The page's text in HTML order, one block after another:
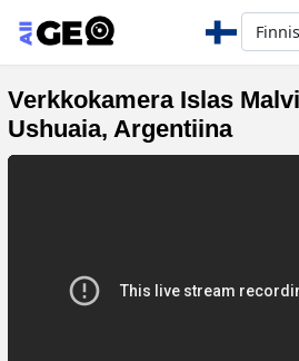
Verkkokamera Islas
Ushuaia, Argentiina